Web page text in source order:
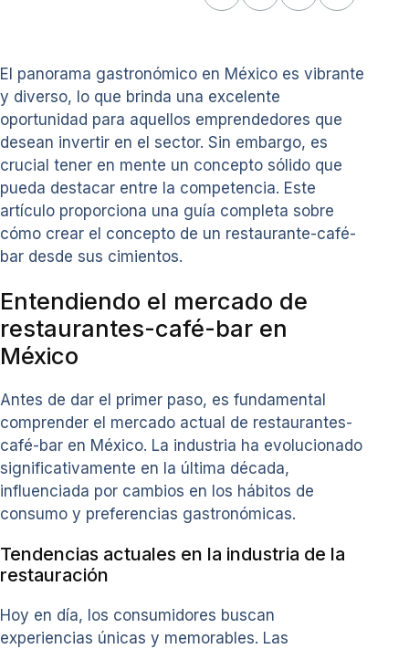
El panorama gastronómico en México es vibrante
y diverso, lo que brinda una excelente
oportunidad para aquellos emprendedores que
desean invertir en el sector. Sin embargo, es
crucial tener en mente un concepto sólido que
pueda destacar entre la competencia. Este
artículo proporciona una guía completa sobre
cómo crear el concepto de un restaurante-café-
bar desde sus cimientos.
Entendiendo el mercado de
restaurantes-café-bar en
México
Antes de dar el primer paso, es fundamental
comprender el mercado actual de restaurantes-
café-bar en México. La industria ha evolucionado
significativamente en la última década,
influenciada por cambios en los hábitos de
consumo y preferencias gastronómicas.
Tendencias actuales en la industria de la
restauración
Hoy en día, los consumidores buscan
experiencias únicas y memorables. Las